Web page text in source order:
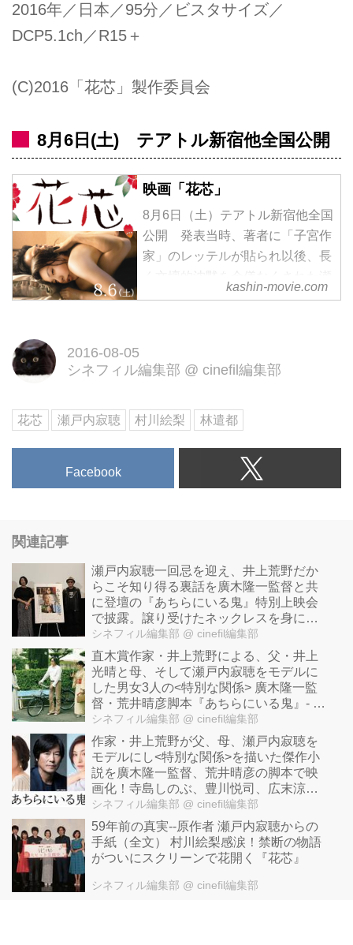
2016年／日本／95分／ビスタサイズ／
DCP5.1ch／R15＋
(C)2016「花芯」製作委員会
8月​6日(土)​ テアトル新宿他全国公開
映画「花芯」
8月6日（土）テアトル新宿他全国
公開 発表当時、著者に「子宮作
家」のレッテルが貼られ以後、長
戸内寂聴原作 主演・村川絵梨で
kashin-movie.com
2016-08-05
シネフィル編集部 @ cinefil編集部
花芯 瀬戸内寂聴 村川絵梨 林遣都
Facebook
関連記事
瀬戸内寂聴一回忌を迎え、井上荒野だか
らこそ知り得る裏話を廣木隆一監督と共
に登壇の『あちらにいる鬼』特別上映会
で披露。譲り受けたネックレスを身に着
け「３人は同じ墓地で眠っている」
シネフィル編集部 @ cinefil編集部
直木賞作家・井上荒野による、父・井上
光晴と母、そして瀬戸内寂聴をモデルに
した男女3人の<特別な関係> 廣木隆一監
督・荒井晴彦脚本『あちらにいる鬼』- 緊
張の走る三者初対面シーン解禁！
シネフィル編集部 @ cinefil編集部
作家・井上荒野が父、母、瀬戸内寂聴を
モデルにし<特別な関係>を描いた傑作小
説を廣木隆一監督、荒井晴彦の脚本で映
画化！寺島しのぶ、豊川悦司、広末涼子
よりコメントも到着！『あちらにいる
鬼』
シネフィル編集部 @ cinefil編集部
59年前の真実--原作者 瀬戸内寂聴からの
手紙（全文） 村川絵梨感涙！禁断の物語
がついにスクリーンで花開く『花芯』
シネフィル編集部 @ cinefil編集部